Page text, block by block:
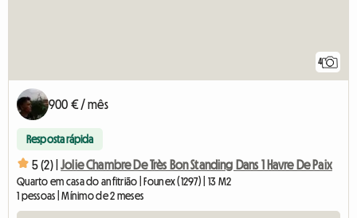
4
900 € / mês
Resposta rápida
5 (2) | Jolie Chambre De Très Bon Standing Dans 1 Havre De Paix
Quarto em casa do anfitrião | Founex (1297) | 13 M2
1 pessoas | Mínimo de 2 meses